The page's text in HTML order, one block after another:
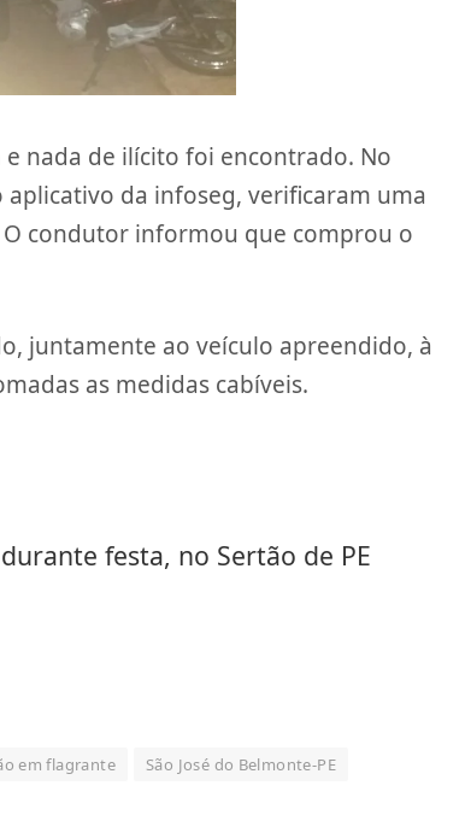
nada de ilícito foi encontrado. No
da infoseg, verificaram uma
condutor informou que comprou o
juntamente ao veículo apreendido, à
as medidas cabíveis.
festa, no Sertão de PE
em flagrante
São José do Belmonte-PE